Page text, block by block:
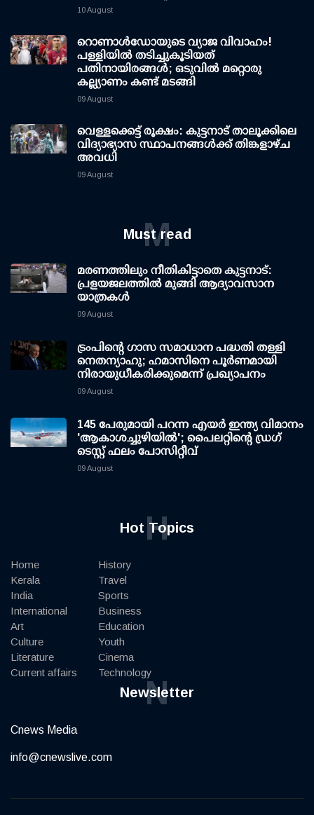
10 August
റൊണാള്‍ഡോയുടെ വ്യാജ വിവാഹം!
പള്ളിയില്‍ തടിച്ചുകൂടിയത്
പതിനായിരങ്ങള്‍; ഒടുവില്‍ മറ്റൊരു
കല്ല്യാണം കണ്ട് മടങ്ങി
09 August
വെള്ളക്കെട്ട് രൂക്ഷം: കുട്ടനാട് താലൂക്കിലെ
വിദ്യാഭ്യാസ സ്ഥാപനങ്ങള്‍ക്ക് തിങ്കളാഴ്ച
അവധി
09 August
Must read
M
മരണത്തിലും നീതികിട്ടാതെ കുട്ടനാട്:
പ്രളയജലത്തില്‍ മുങ്ങി ആദ്യാവസാന
യാത്രകള്‍
09 August
ട്രംപിന്റെ ഗാസ സമാധാന പദ്ധതി തള്ളി
നെതന്യാഹു; ഹമാസിനെ പൂര്‍ണമായി
നിരായുധീകരിക്കുമെന്ന് പ്രഖ്യാപനം
09 August
145 പേരുമായി പറന്ന എയര്‍ ഇന്ത്യ വിമാനം
'ആകാശച്ചുഴിയില്‍'; പൈലറ്റിന്റെ ഡ്രഗ്
ടെസ്റ്റ് ഫലം പോസിറ്റീവ്
09 August
Hot Topics
H
Home
Kerala
India
International
Art
Culture
Literature
Current affairs
History
Travel
Sports
Business
Education
Youth
Cinema
Technology
Newsletter
N
Cnews Media
info@cnewslive.com